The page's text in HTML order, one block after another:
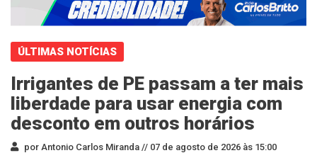
ÚLTIMAS NOTÍCIAS
Irrigantes de PE passam a ter mais
liberdade para usar energia com
desconto em outros horários
por Antonio Carlos Miranda // 07 de agosto de 2026 às 15:00